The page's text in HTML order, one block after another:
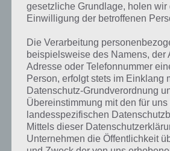
Kurze Begriffserklärung
Neon ist die Lösung für das tägliche Bonus
Bilder 1 Wort, doch welche Bedeutung hat
gibt es dazu zu wissen? Passt das Wort
gesetzliche Grundlage, holen wir
Einwilligung der betroffenen
Die Verarbeitung
beispielsweise des Namens, der
Adresse oder Telefonnummer
Person, erfolgt stets im Einklang
Datenschutz-Grundverordnung
Übereinstimmung mit den für
landesspezifischen
Mittels dieser
Unternehmen die Öffentlichkeit